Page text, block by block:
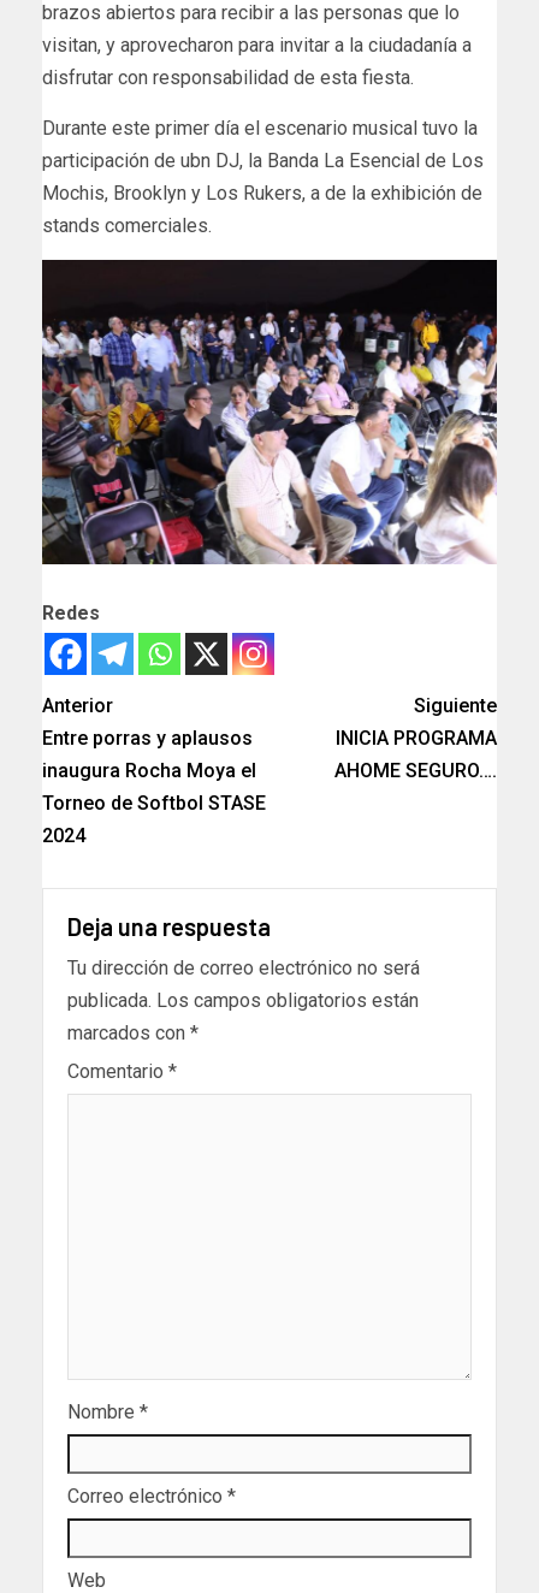
brazos abiertos para recibir a las personas que lo
visitan, y aprovecharon para invitar a la ciudadanía a
disfrutar con responsabilidad de esta fiesta.
Durante este primer día el escenario musical tuvo la
participación de ubn DJ, la Banda La Esencial de Los
Mochis, Brooklyn y Los Rukers, a de la exhibición de
stands comerciales.
Redes
Anterior
Entre porras y aplausos
inaugura Rocha Moya el
Torneo de Softbol STASE
2024
Siguiente
INICIA PROGRAMA
AHOME SEGURO….
Deja una respuesta
Tu dirección de correo electrónico no será
publicada. Los campos obligatorios están
marcados con *
Comentario *
Nombre *
Correo electrónico *
Web